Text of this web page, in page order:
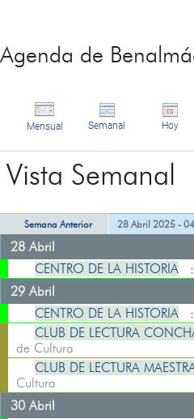
Agenda de
Mensual Semanal Hoy
Vista Semanal
Semana Anterior 28 Abril 2025 -
28 Abril
CENTRO DE LA HISTORIA
29 Abril
CENTRO DE LA HISTORIA
CLUB DE LECTURA
de Cultura
CLUB DE LECTURA
Cultura
30 Abril